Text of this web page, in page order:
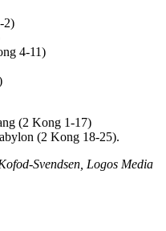
2)
4-11)
(2 Kong 1-17)
(2 Kong 18-25).
Svendsen, Logos Media